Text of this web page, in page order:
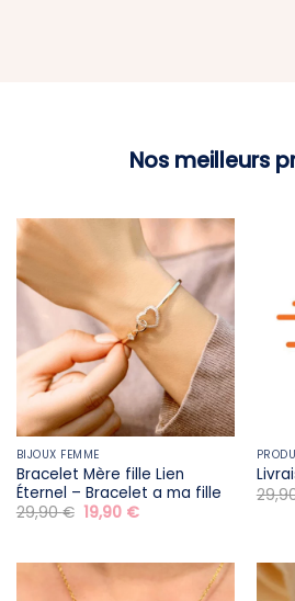
Nos meilleurs
BIJOUX FEMME
Bracelet Mère fille​ Lien
Éternel – Bracelet a ma fille
29,90€ Le
prix
29,90 €.
19,90 €Le
19,90 €.